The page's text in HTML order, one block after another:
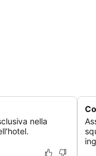
nella